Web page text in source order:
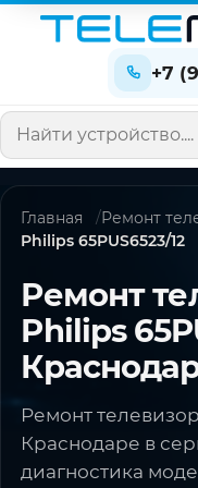
+7
Поиск по сайту
Главная
Ремонт
Philips 65PUS6523/12
Ремонт
Philips
Ремонт
Краснодаре в
диагностика